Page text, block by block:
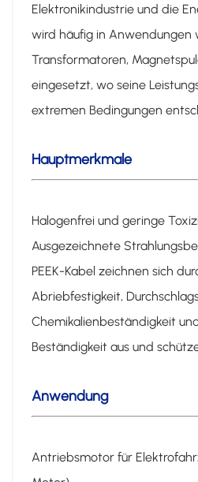
Elektronikindustrie und die
wird häufig in Anwendungen
Transformatoren,
eingesetzt, wo seine
extremen Bedingungen
Hauptmerkmale
Halogenfrei und geringe
Ausgezeichnete
PEEK-Kabel zeichnen sich
Abriebfestigkeit,
Chemikalienbeständigkeit
Beständigkeit aus und
Anwendung
Antriebsmotor für